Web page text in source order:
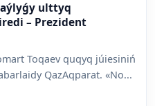
ulttyq
– Prezident
Toqaev quqyq júiesiniń
QazAqparat. «No...